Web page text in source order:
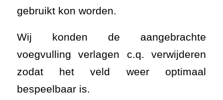
gebruikt kon worden.
Wij konden de aangebrachte
voegvulling verlagen c.q. verwijderen
zodat het veld weer optimaal
bespeelbaar is.